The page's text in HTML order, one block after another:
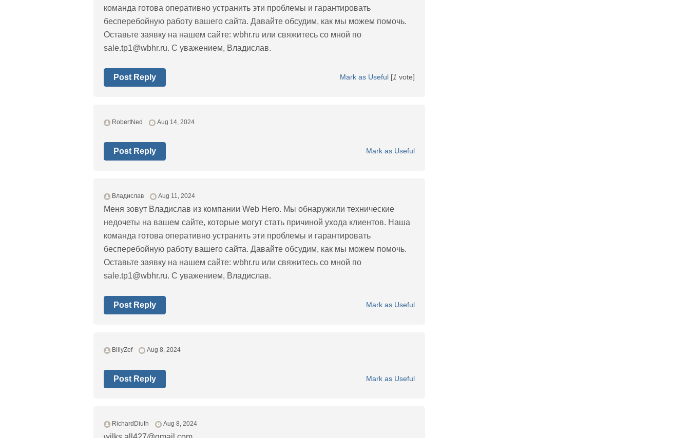
команда готова оперативно устранить эти проблемы и гарантировать
бесперебойную работу вашего сайта. Давайте обсудим, как мы можем помочь.
Оставьте заявку на нашем сайте: wbhr.ru или свяжитесь со мной по
sale.tp1@wbhr.ru. С уважением, Владислав.
Mark as Useful [1 vote]
Post Reply
RobertNed Aug 14, 2024
Mark as Useful
Post Reply
Владислав Aug 11, 2024
Меня зовут Владислав из компании Web Hero. Мы обнаружили технические
недочеты на вашем сайте, которые могут стать причиной ухода клиентов. Наша
команда готова оперативно устранить эти проблемы и гарантировать
бесперебойную работу вашего сайта. Давайте обсудим, как мы можем помочь.
Оставьте заявку на нашем сайте: wbhr.ru или свяжитесь со мной по
sale.tp1@wbhr.ru. С уважением, Владислав.
Mark as Useful
Post Reply
BillyZef Aug 8, 2024
Mark as Useful
Post Reply
RichardDiuth Aug 8, 2024